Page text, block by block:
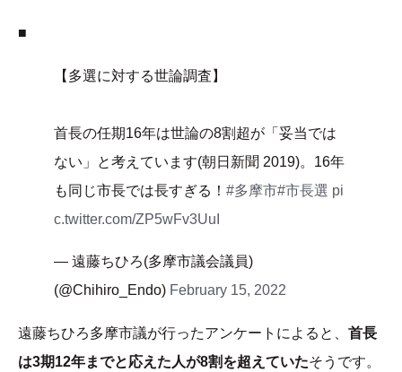
■
【多選に対する世論調査】
首長の任期16年は世論の8割超が「妥当では
ない」と考えています(朝日新聞 2019)。16年
も同じ市長では長すぎる！ #多摩市#市長選 pi
c.twitter.com/ZP5wFv3UuI
— 遠藤ちひろ(多摩市議会議員)
(@Chihiro_Endo) February 15, 2022
遠藤ちひろ多摩市議が行ったアンケートによると、 首長
は3期12年までと応えた人が8割を超えていたそうです。